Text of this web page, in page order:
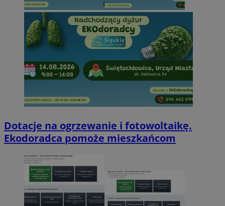
Dotacje na ogrzewanie i fotowoltaikę.
Ekodoradca pomoże mieszkańcom